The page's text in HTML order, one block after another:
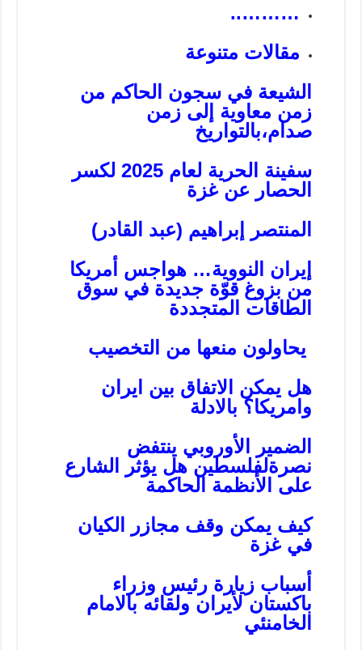
………..
مقالات متنوعة
الشيعة في سجون الحاكم من
زمن معاوية إلى زمن
صدام،بالتواريخ
سفينة الحرية لعام 2025 لكسر
الحصار عن غزة
المنتصر إبراهيم (عبد القادر)
إيران النووية… هواجس أمريكا
من بزوغ قوّة جديدة في سوق
الطاقات المتجددة
يحاولون منعها من التخصيب
هل يمكن الاتفاق بين ايران
وامريكا؟ بالادلة
الضمير الأوروبي ينتفض
نصرةلفلسطين هل يؤثر الشارع
على الأنظمة الحاكمة
كيف يمكن وقف مجازر الكيان
في غزة
أسباب زيارة رئيس وزراء
باكستان لأيران ولقائه بالامام
الخامنئي